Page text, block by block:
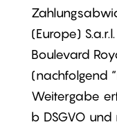
(Europe)
Boulevard
(nachfolgend
Weitergabe
b DSGVO